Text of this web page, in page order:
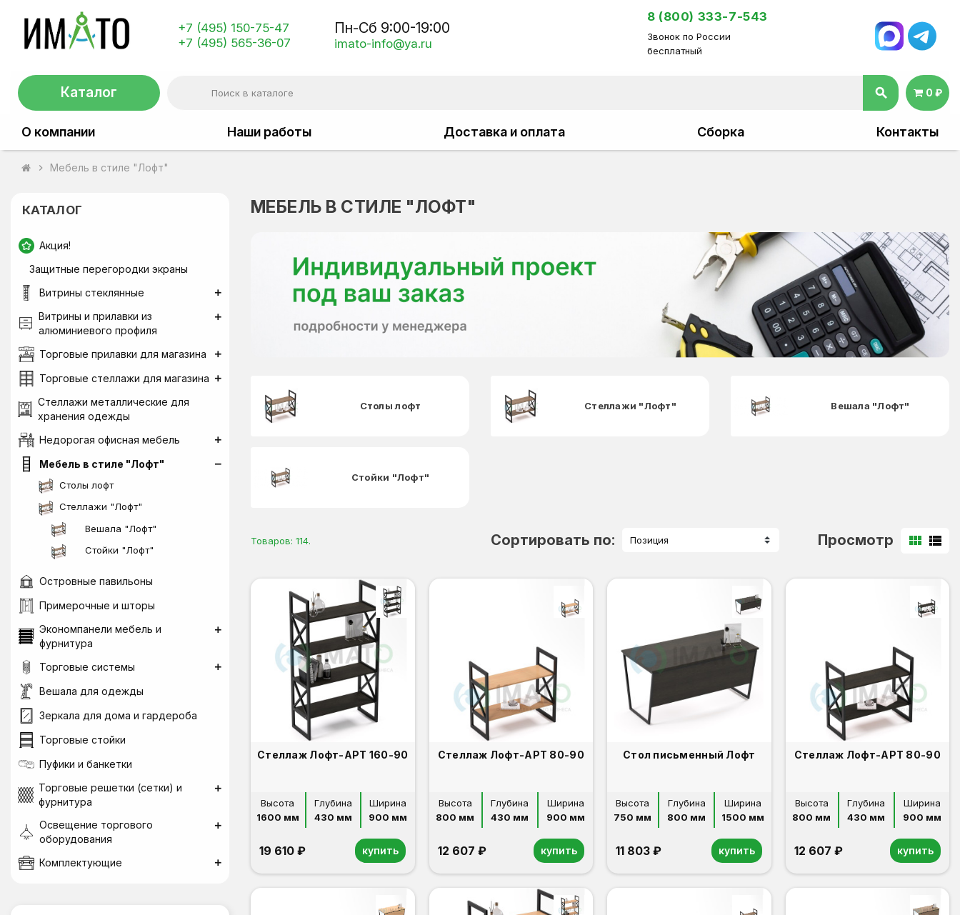
+7 (495) 150-75-47
+7 (495) 565-36-07
Пн-Сб 9:00-19:00
imato-info@ya.ru
8 (800) 333-7-543
Звонок по России
бесплатный
Каталог search 0 ₽
О компании Наши работы Доставка и оплата Сборка Контакты
chevron_right Мебель в стиле "Лофт"
КАТАЛОГ
Акция!
Защитные перегородки экраны
Витрины стеклянные
Витрины и прилавки из
алюминиевого профиля
Торговые прилавки для магазина
Торговые стеллажи для магазина
Стеллажи металлические для
хранения одежды
Недорогая офисная мебель
Мебель в стиле "Лофт"
Столы лофт
Стеллажи "Лофт"
Вешала "Лофт"
Стойки "Лофт"
Островные павильоны
Примерочные и шторы
Экономпанели мебель и
фурнитура
Торговые системы
Вешала для одежды
Зеркала для дома и гардероба
Торговые стойки
Пуфики и банкетки
Торговые решетки (сетки) и
фурнитура
Освещение торгового
оборудования
Комплектующие
МЕБЕЛЬ В СТИЛЕ "ЛОФТ"
Столы лофт Стеллажи "Лофт" Вешала "Лофт"
Стойки "Лофт"
Сортировать по: Позиция Просмотр view_module view_list
Товаров: 114.
Стеллаж Лофт-АРТ 160-90
Высота
1600 мм
Глубина
430 мм
Ширина
900 мм
19 610 ₽ купить
Стеллаж Лофт-АРТ 80-90
Высота
800 мм
Глубина
430 мм
Ширина
900 мм
12 607 ₽ купить
Стол письменный Лофт
Высота
750 мм
Глубина
800 мм
Ширина
1500 мм
11 803 ₽ купить
Стеллаж Лофт-АРТ 80-90
Высота
800 мм
Глубина
430 мм
Ширина
900 мм
12 607 ₽ купить